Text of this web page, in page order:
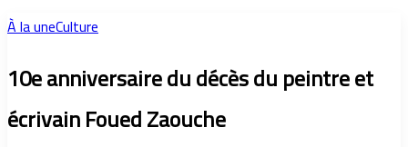
À la uneCulture
10e anniversaire du décès du peintre et
écrivain Foued Zaouche